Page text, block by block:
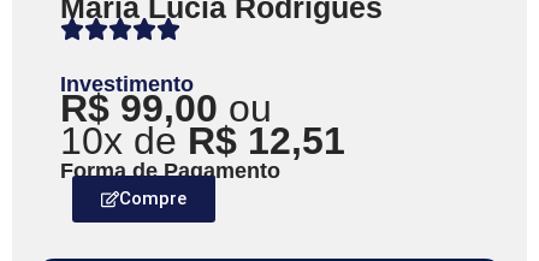
Maria Lúcia Rodrigues
Investimento
R$ 99,00 ou
10x de R$ 12,51
Forma de Pagamento
Compre